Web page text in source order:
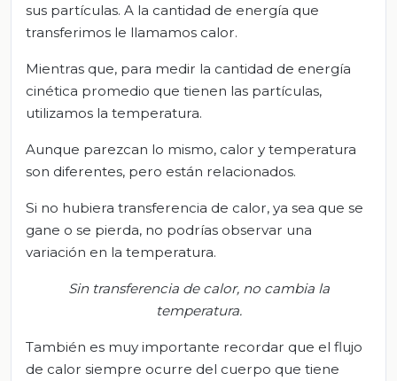
sus partículas. A la cantidad de energía que
transferimos le llamamos calor.
Mientras que, para medir la cantidad de energía
cinética promedio que tienen las partículas,
utilizamos la temperatura.
Aunque parezcan lo mismo, calor y temperatura
son diferentes, pero están relacionados.
Si no hubiera transferencia de calor, ya sea que se
gane o se pierda, no podrías observar una
variación en la temperatura.
Sin transferencia de calor, no cambia la
temperatura.
También es muy importante recordar que el flujo
de calor siempre ocurre del cuerpo que tiene